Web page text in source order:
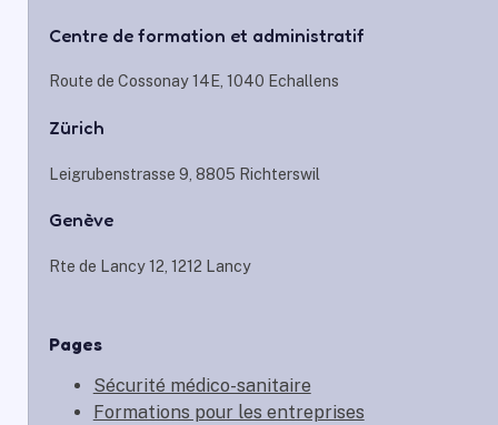
Centre de formation et administratif
Route de Cossonay 14E, 1040 Echallens
Zürich
Leigrubenstrasse 9, 8805 Richterswil
Genève
Rte de Lancy 12, 1212 Lancy
Pages
Sécurité médico-sanitaire
Formations pour les entreprises